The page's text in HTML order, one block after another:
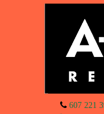
607 221